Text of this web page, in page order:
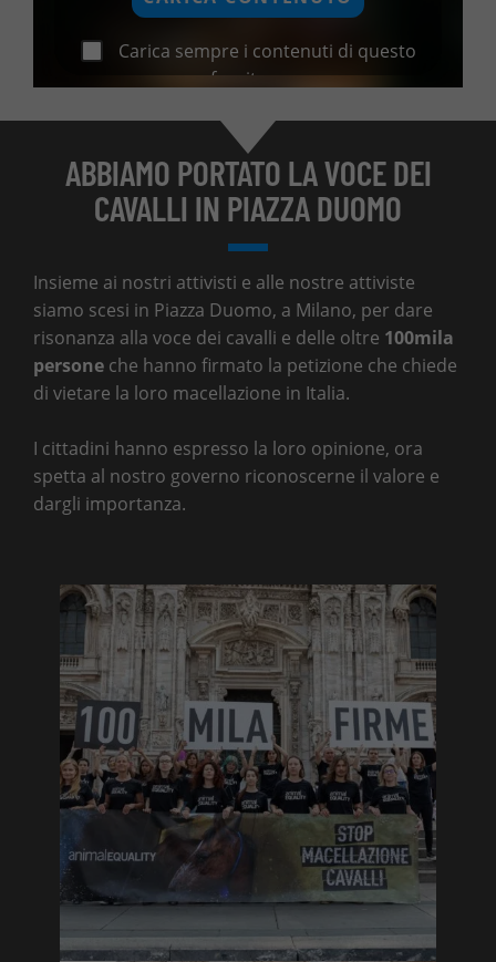
Carica sempre i contenuti di questo
fornitore
ABBIAMO PORTATO LA VOCE DEI
CAVALLI IN PIAZZA DUOMO
Insieme ai nostri attivisti e alle nostre attiviste
siamo scesi in Piazza Duomo, a Milano, per dare
risonanza alla voce dei cavalli e delle oltre 100mila
persone che hanno firmato la petizione che chiede
di vietare la loro macellazione in Italia.
I cittadini hanno espresso la loro opinione, ora
spetta al nostro governo riconoscerne il valore e
dargli importanza.